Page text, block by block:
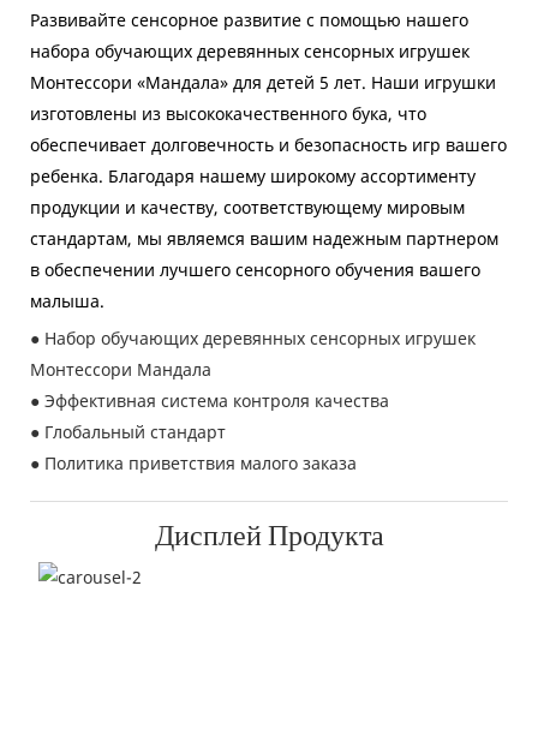
Развивайте сенсорное развитие с помощью нашего
набора обучающих деревянных сенсорных игрушек
Монтессори «Мандала» для детей 5 лет. Наши игрушки
изготовлены из высококачественного бука, что
обеспечивает долговечность и безопасность игр вашего
ребенка. Благодаря нашему широкому ассортименту
продукции и качеству, соответствующему мировым
стандартам, мы являемся вашим надежным партнером
в обеспечении лучшего сенсорного обучения вашего
малыша.
● Набор обучающих деревянных сенсорных игрушек
Монтессори Мандала
● Эффективная система контроля качества
● Глобальный стандарт
● Политика приветствия малого заказа
Дисплей Продукта